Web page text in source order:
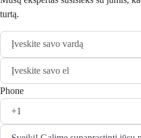
turtą.
Phone